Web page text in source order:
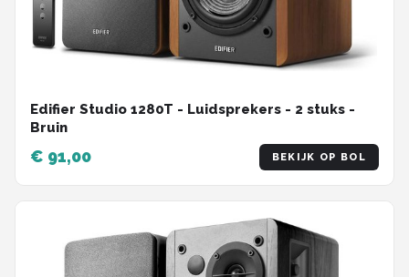
Edifier Studio 1280T - Luidsprekers - 2 stuks -
Bruin
€ 91,00 BEKIJK OP BOL